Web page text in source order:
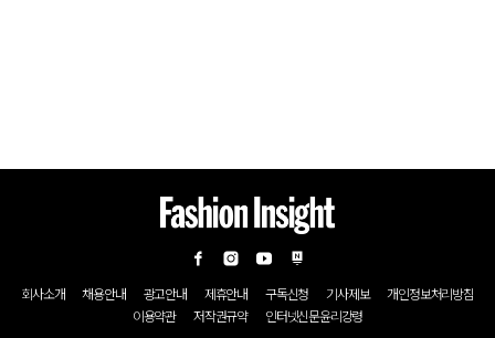
회사소개 채용안내 광고안내 제휴안내 구독신청 기사제보
개인정보처리방침
이용약관
저작권규약 인터넷신문윤리강령